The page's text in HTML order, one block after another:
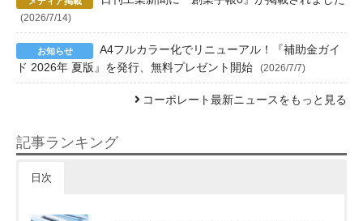
(2026/7/14)
A4フルカラー化でリニューアル！『補助金ガイ
ド 2026年 夏版』を発行、無料プレゼント開始
(2026/7/7)
コーポレート最新ニュースをもっと見る
記事ランキング
日次